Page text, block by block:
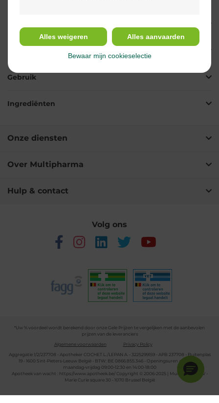
Gebruik
Ingrediënten
Onze diensten
Over Multipharma
Hulp & contact
Volg ons
*Uw % voordeel wordt berekend door onze Gele Prijzen te vergelijken met de aanbevolen
prijzen van de leveranciers
Algemene voorwaarden
Privacy Policy
Aggregatie 1/2/237708 - Apotheker COCHET L./LEPAN A. - 3225299159 - APB 237708 - Buitenplas
19 - 1600 Sint-Pieters-Leeuw België - BTW: BE 0866.855.346 - Openingsuren apotheek:
maandag-vrijdag 09:00-12:30 en 14:00-18:00
Apotheek van wacht :
https://www.apotheek.be/Copyright © 2006-2025 | Multipharma CV -
Marie Curie square 30 - 1070 Brussel België
Alles weigeren Alles aanvaarden
Bewaar mijn cookieselectie